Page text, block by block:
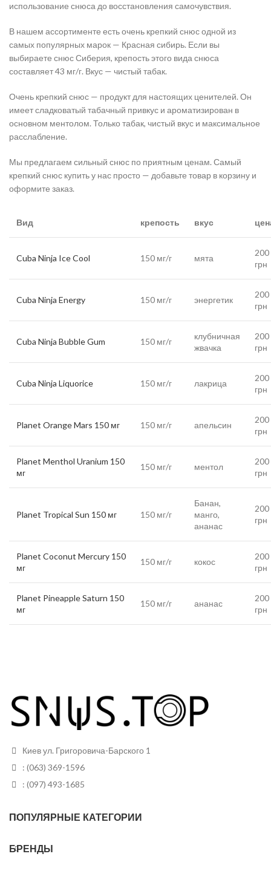
использование снюса до восстановления самочувствия.
В нашем ассортименте есть очень крепкий снюс одной из
самых популярных марок — Красная сибирь. Если вы
выбираете снюс Сиберия, крепость этого вида снюса
составляет 43 мг/г. Вкус — чистый табак.
Очень крепкий снюс — продукт для настоящих ценителей. Он
имеет сладковатый табачный привкус и ароматизирован в
основном ментолом. Только табак, чистый вкус и максимальное
расслабление.
Мы предлагаем сильный снюс по приятным ценам. Самый
крепкий снюс купить у нас просто — добавьте товар в корзину и
оформите заказ.
Вид крепость вкус
Cuba Ninja Ice Cool 150 мг/г мята
200
грн
Cuba Ninja Energy 150 мг/г энергетик
200
грн
Cuba Ninja Bubble Gum 150 мг/г
клубничная
жвачка
200
грн
Cuba Ninja Liquorice 150 мг/г лакрица
200
грн
Planet Orange Mars 150 мг 150 мг/г апельсин
200
грн
Planet Menthol Uranium 150
мг
150 мг/г ментол
200
грн
Planet Tropical Sun 150 мг 150 мг/г
Банан,
манго,
ананас
200
грн
Planet Coconut Mercury 150
мг
150 мг/г кокос
200
грн
Planet Pineapple Saturn 150
мг
150 мг/г ананас
200
грн
Киев ул. Григоровича-Барского 1
: (063) 369-1596
: (097) 493-1685
ПОПУЛЯРНЫЕ КАТЕГОРИИ
БРЕНДЫ